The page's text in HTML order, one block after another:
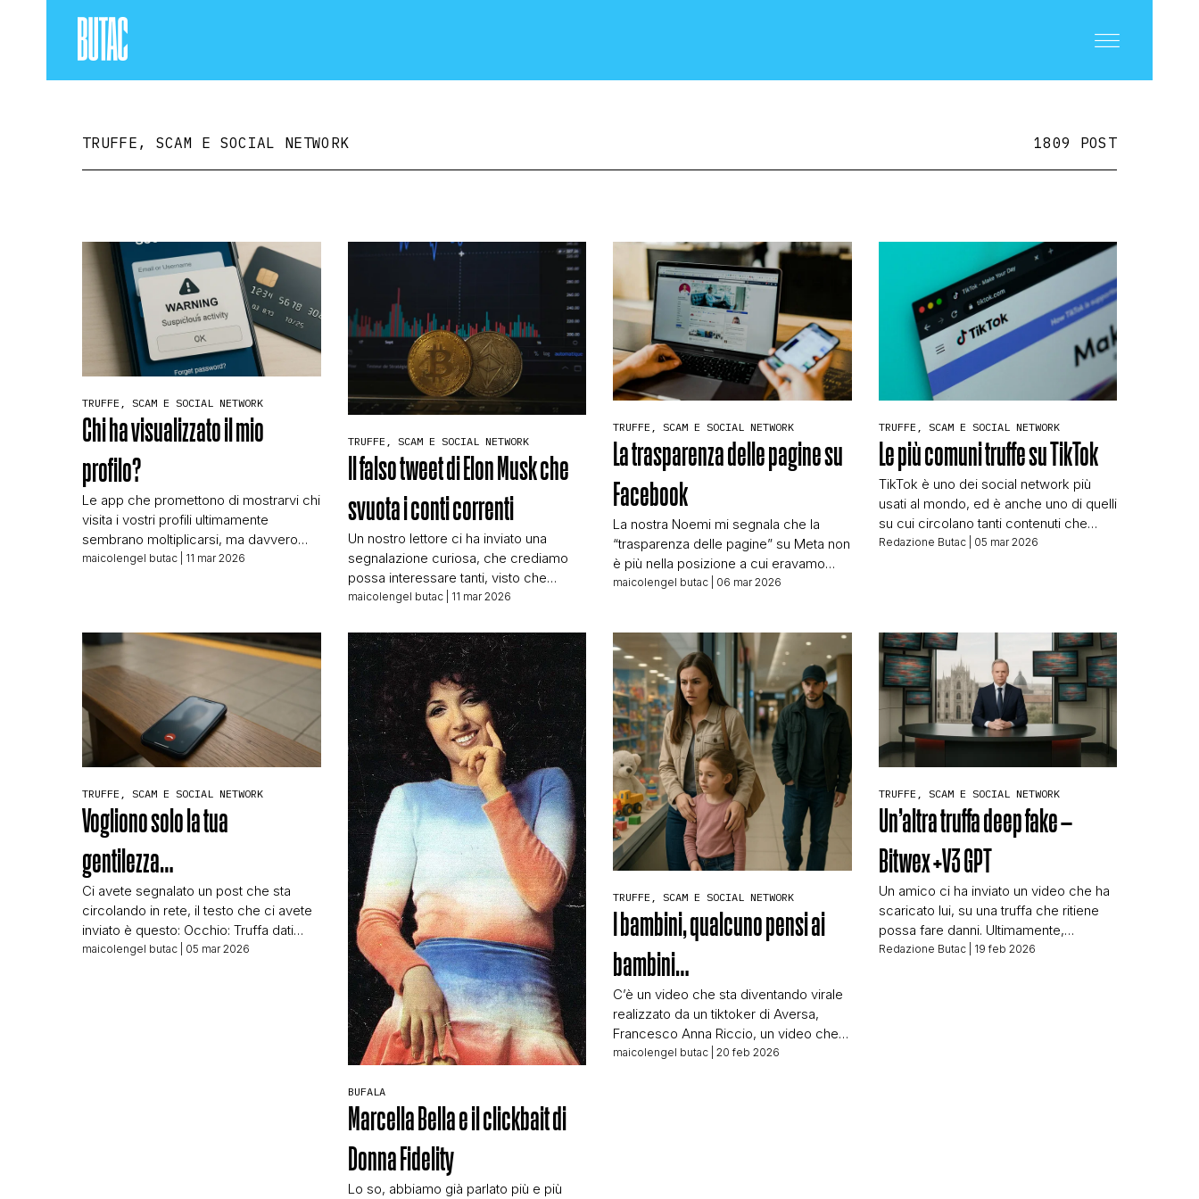
SCIENZA E TECNOLOGIA
SALUTE E MEDICINA
INTRATTENIMENTO
COMPLOTTI, LEGGENDE URBANE ED EVERGREEN
EDITORIALI
TRUFFE E SOCIAL NETWORK
CLIMA ED ENERGIA
CONTATTI
CHI SIAMO
TRUFFE, SCAM E SOCIAL NETWORK 1809 POST
TRUFFE, SCAM E SOCIAL NETWORK
Chi ha visualizzato il mio
profilo?
Le app che promettono di mostrarvi chi
visita i vostri profili ultimamente
sembrano moltiplicarsi, ma davvero
possono fare quello che promettono?
in considerazione che le piattaforme
online come Instagram o Facebook
non hanno alcun interesse a cedere
questo […]
maicolengel butac | 11 mar 2026
TRUFFE, SCAM E SOCIAL NETWORK
Il falso tweet di Elon Musk che
svuota i conti correnti
Un nostro lettore ci ha inviato una
segnalazione curiosa, che crediamo
possa interessare tanti, visto che
siamo nel campo delle truffe ed è
cuore della notte il cellulare del nostro
lettore ha inviato a tutti i suoi contatti
Telegram registrati sul telefono
un’immagine, questa: Immagine che
riporta questo post, apparentemente
[…]
maicolengel butac| 11 mar 2026
TRUFFE, SCAM E SOCIAL NETWORK
La trasparenza delle pagine su
Facebook
La nostra Noemi mi segnala che la
“trasparenza delle pagine” su Meta non
è più nella posizione a cui eravamo
abituati. Come mai uno strumento di
spiega di averlo spostato e nelle
istruzioni presenti nelle FAQ risulta
ancora al solito posto. Purtroppo […]
maicolengel butac | 06 mar 2026
TRUFFE, SCAM E SOCIAL NETWORK
Le più comuni truffe su TikTok
TikTok è uno dei social network più
usati al mondo, ed è anche uno di quelli
su cui circolano tanti contenuti che
possono essere pericolosi per gli
piattaforma. Chissà di non […]
Redazione Butac| 05 mar 2026
TRUFFE, SCAM E SOCIAL NETWORK
Vogliono solo la tua
gentilezza…
Ci avete segnalato un post che sta
circolando in rete, il testo che ci avete
inviato è questo: Occhio: Truffa dati
biometrici *Nuovo metodo di truffa!*
maicolengel butac | 05 mar 2026
BUFALA
Marcella Bella e il clickbait di
Donna Fidelity
Lo so, abbiamo già parlato più e più
TRUFFE, SCAM E SOCIAL NETWORK
I bambini, qualcuno pensi ai
bambini…
C’è un video che sta diventando virale
realizzato da un tiktoker di Aversa,
Francesco Anna Riccio, un video che
genera allarme e che si confuta in
maicolengel butac | 20 feb 2026
TRUFFE, SCAM E SOCIAL NETWORK
Un’altra truffa deep fake –
Bitwex +V3 GPT
Un amico ci ha inviato un video che ha
scaricato lui, su una truffa che ritiene
possa fare danni. Ultimamente,
purtroppo, ne vediamo circolare
Redazione Butac| 19 feb 2026